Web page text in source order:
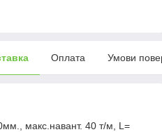
Оплата Умови
макс.навант. 40 т/м, L=